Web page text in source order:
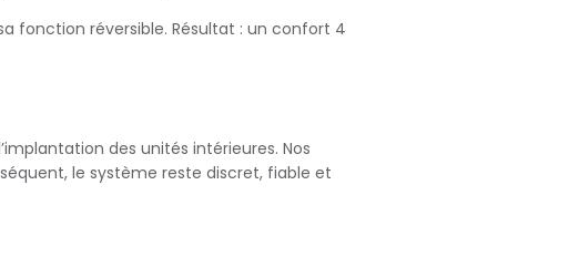
fonction réversible. Résultat : un confort 4
des unités intérieures. Nos
le système reste discret, fiable et